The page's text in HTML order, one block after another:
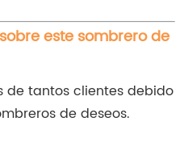
este sombrero de
de tantos clientes debido
de deseos.